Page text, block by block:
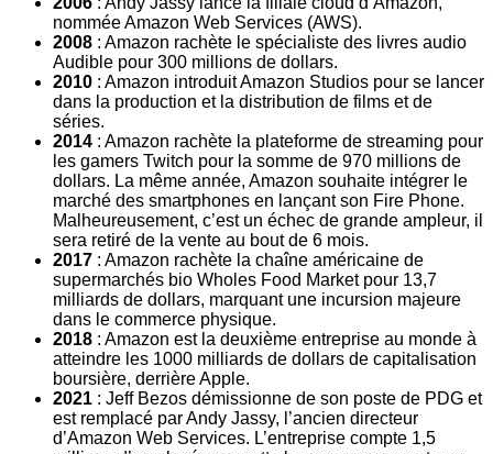
nommée Amazon Web Services (AWS).
2008 : Amazon rachète le spécialiste des livres audio
Audible pour 300 millions de dollars.
2010 : Amazon introduit Amazon Studios pour se lancer
dans la production et la distribution de films et de
séries.
2014 : Amazon rachète la plateforme de streaming pour
les gamers Twitch pour la somme de 970 millions de
dollars. La même année, Amazon souhaite intégrer le
marché des smartphones en lançant son Fire Phone.
Malheureusement, c’est un échec de grande ampleur, il
sera retiré de la vente au bout de 6 mois.
2017 : Amazon rachète la chaîne américaine de
supermarchés bio Wholes Food Market pour 13,7
milliards de dollars, marquant une incursion majeure
dans le commerce physique.
2018 : Amazon est la deuxième entreprise au monde à
atteindre les 1000 milliards de dollars de capitalisation
boursière, derrière Apple.
2021 : Jeff Bezos démissionne de son poste de PDG et
est remplacé par Andy Jassy, l’ancien directeur
d’Amazon Web Services. L’entreprise compte 1,5